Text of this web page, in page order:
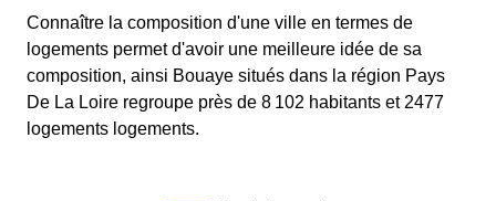
Connaître la composition d'une ville en termes de
logements permet d'avoir une meilleure idée de sa
composition, ainsi Bouaye situés dans la région Pays
De La Loire regroupe près de 8 102 habitants et 2477
logements logements.